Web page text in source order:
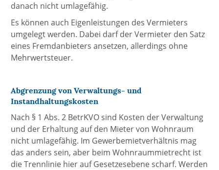
danach nicht umlagefähig.
Es können auch Eigenleistungen des Vermieters
umgelegt werden. Dabei darf der Vermieter den Satz
eines Fremdanbieters ansetzen, allerdings ohne
Mehrwertsteuer.
Abgrenzung von Verwaltungs- und
Instandhaltungskosten
Nach § 1 Abs. 2 BetrKVO sind Kosten der Verwaltung
und der Erhaltung auf den Mieter von Wohnraum
nicht umlagefähig. Im Gewerbemietverhältnis mag
das anders sein, aber beim Wohnraummietrecht ist
die Trennlinie hier auf Gesetzesebene scharf. Werden